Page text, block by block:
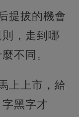
提拔的機會
，走到哪
不同。
上上市，給
黑字才